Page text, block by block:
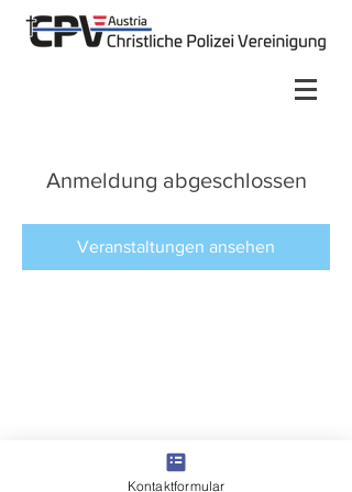
Anmeldung abgeschlossen
Veranstaltungen ansehen
Kontaktformular